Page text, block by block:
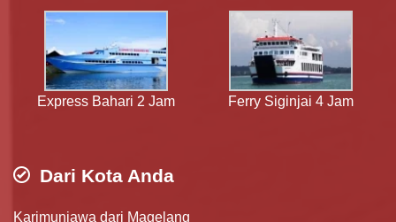
Express Bahari 2 Jam Ferry Siginjai 4 Jam
Dari Kota Anda
Karimunjawa dari Magelang